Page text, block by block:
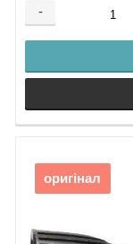
-
оригінал